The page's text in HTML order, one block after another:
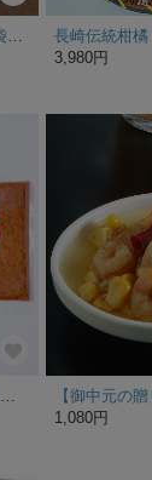
冷凍餃子 にんにくあり 一袋18個入り×3袋
3,980円
1,080円